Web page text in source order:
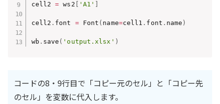
cell2 = ws2 'A1'
cell2 . font = Font ( name=cell1 . font . name )
wb . save ( 'output.xlsx' )
コードの8・9行目で「コピー元のセル」と「コピー先
のセル」を変数に代入します。